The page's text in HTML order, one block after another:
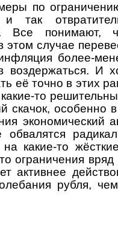
по
Все понимают,
этом случае
более-
воздержаться. И
её точно в этих
то
скачок, особенно
экономический
на какие-то
ограничения
активнее
рубля,